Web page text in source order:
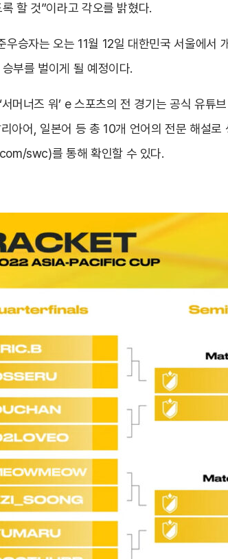
할 것”이라고 각오를 밝혔다.
우승자는 오는 11월 12일 대한민국 서울에
부를 벌이게 될 예정이다.
머너즈 워’ e 스포츠의 전 경기는 공식 유튜
아어, 일본어 등 총 10개 언어의 전문 해설
swc)를 통해 확인할 수 있다.